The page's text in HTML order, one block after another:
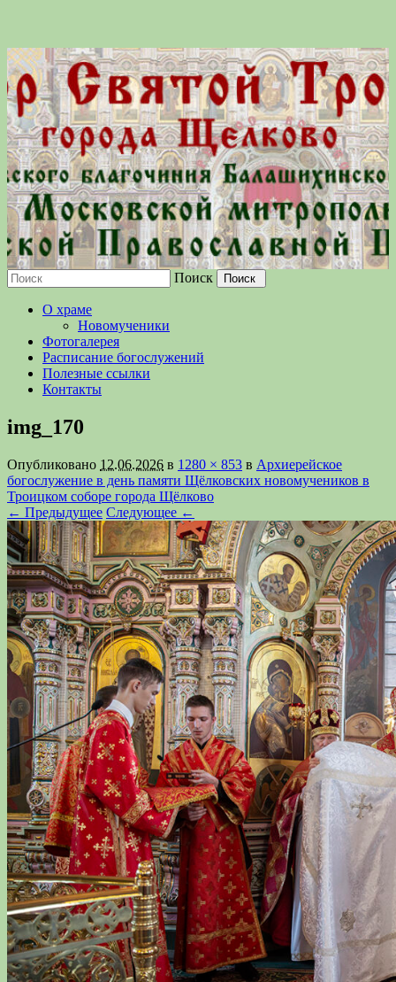
Православной Церкви
Поиск
О храме
Новомученики
Фотогалерея
Расписание богослужений
Полезные ссылки
Контакты
img_170
Опубликовано 12.06.2026 в 1280 × 853 в Архиерейское
богослужение в день памяти Щёлковских новомучеников в
Троицком соборе города Щёлково
← Предыдущее Следующее ←